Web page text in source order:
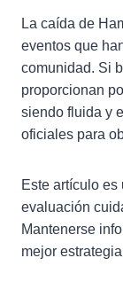
La caída de
eventos que
comunidad. Si
proporcionan
siendo fluida y
oficiales para
Este artículo es
evaluación
Mantenerse
mejor